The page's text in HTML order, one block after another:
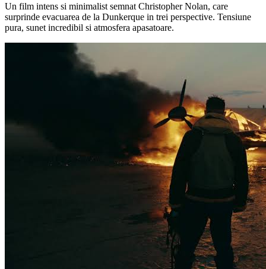
Un film intens si minimalist semnat Christopher Nolan, care
surprinde evacuarea de la Dunkerque in trei perspective. Tensiune
pura, sunet incredibil si atmosfera apasatoare.